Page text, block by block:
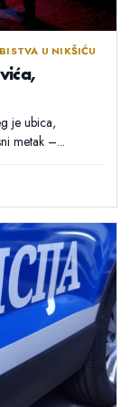
U NIKŠIĆU
je ubica,
metak –...